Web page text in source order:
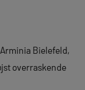
Bielefeld,
overraskende